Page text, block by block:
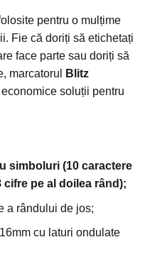
pentru o mulțime
Fie că doriți să etichetați
face parte sau doriți să
marcatorul
Blitz
soluții pentru
simboluri (10 caractere
pe al doilea rând);
a rândului de jos;
cu laturi ondulate